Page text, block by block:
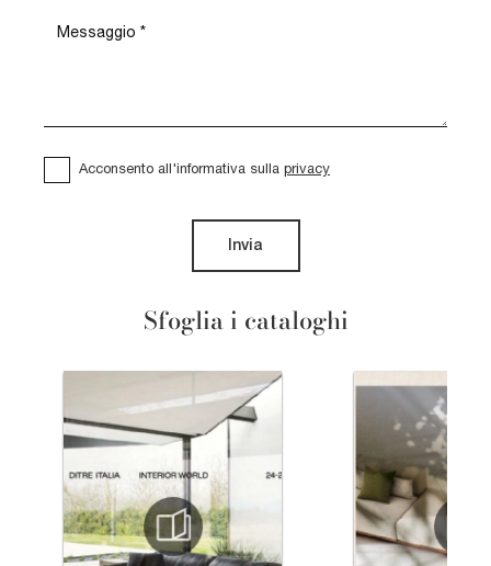
Sfoglia i cataloghi
Acconsento all'informativa sulla privacy
Invia